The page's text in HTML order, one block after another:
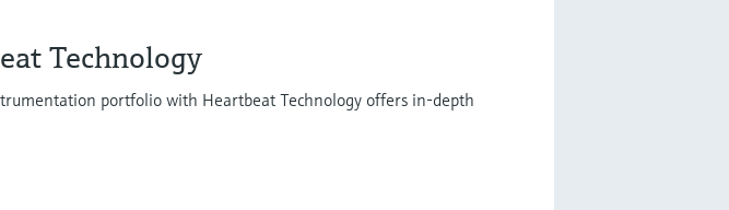
Technology
portfolio with Heartbeat Technology offers in-depth